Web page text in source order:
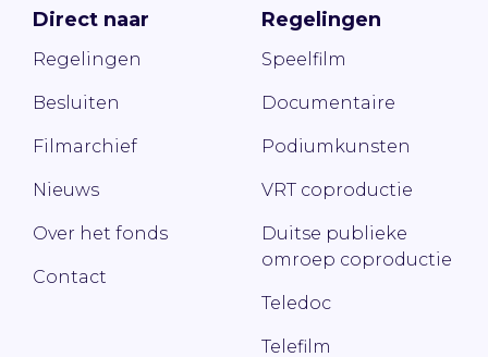
Direct naar
Regelingen
Besluiten
Filmarchief
Nieuws
Over het fonds
Contact
Regelingen
Speelfilm
Documentaire
Podiumkunsten
VRT coproductie
Duitse publieke
omroep coproductie
Teledoc
Telefilm